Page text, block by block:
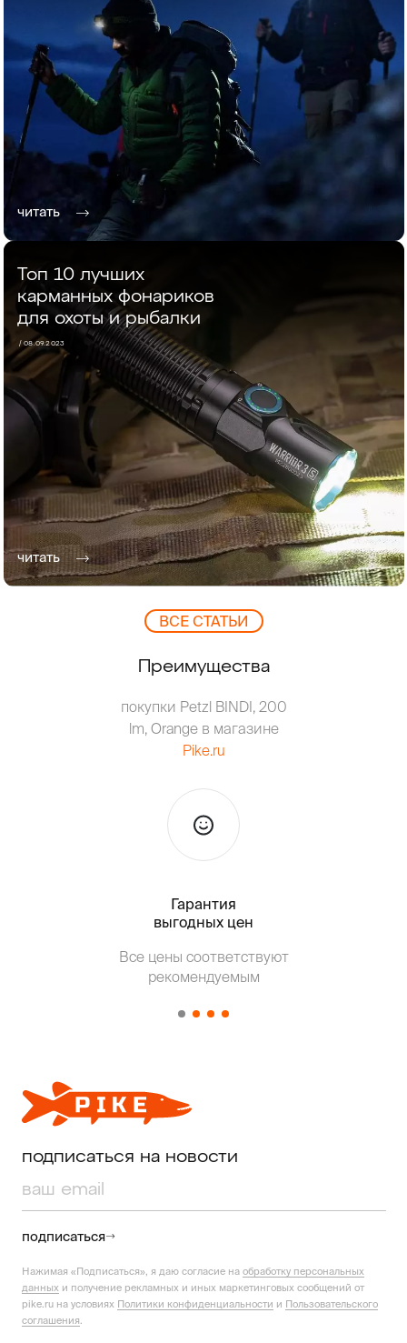
читать
Топ 10 лучших
карманных фонариков
для охоты и рыбалки
/ 08.09.2023
читать
ВCЕ СТАТЬИ
Преимущества
покупки Petzl BINDI, 200
lm, Orange в магазине
Pike.ru
Гарантия
выгодных цен
Все цены соответствуют
рекомендуемым
подписаться на новости
подписаться
Нажимая «Подписаться», я даю согласие на обработку персональных
данных и получение рекламных и иных маркетинговых сообщений от
pike.ru на условиях Политики конфиденциальности и Пользовательского
соглашения